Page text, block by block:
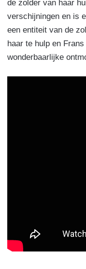
de zolder van haar
verschijningen en is
een entiteit van de
haar te hulp en
wonderbaarlijke